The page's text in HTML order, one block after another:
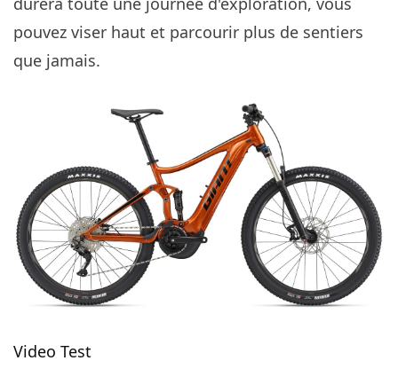
pouvez viser haut et parcourir plus de sentiers
que jamais.
Video Test